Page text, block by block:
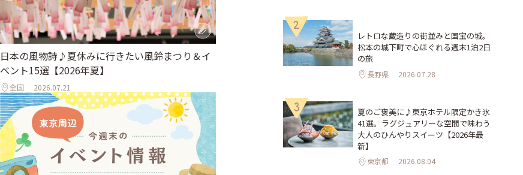
日本の風物詩♪夏休みに行きたい風鈴まつり＆イ
ベント15選【2026年夏】
全国 2026.07.21
2
レトロな蔵造りの街並みと国宝の城。
松本の城下町で心ほぐれる週末1泊2日
の旅
長野県 2026.07.28
3
夏のご褒美に♪東京ホテル限定かき氷
41選。ラグジュアリーな空間で味わう
大人のひんやりスイーツ【2026年最
新】
東京都 2026.08.04